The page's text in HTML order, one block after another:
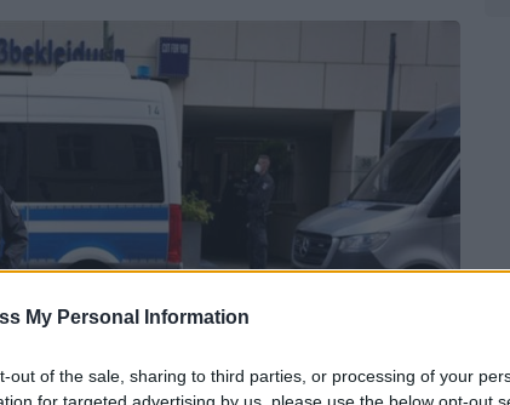
My Personal Information
out of the sale, sharing to third parties, or processing of your